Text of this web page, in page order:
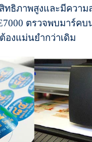
ธิภาพสูงและมีความ
ตรวจพบมาร์คบ
องแม่นยำกว่าเดิม